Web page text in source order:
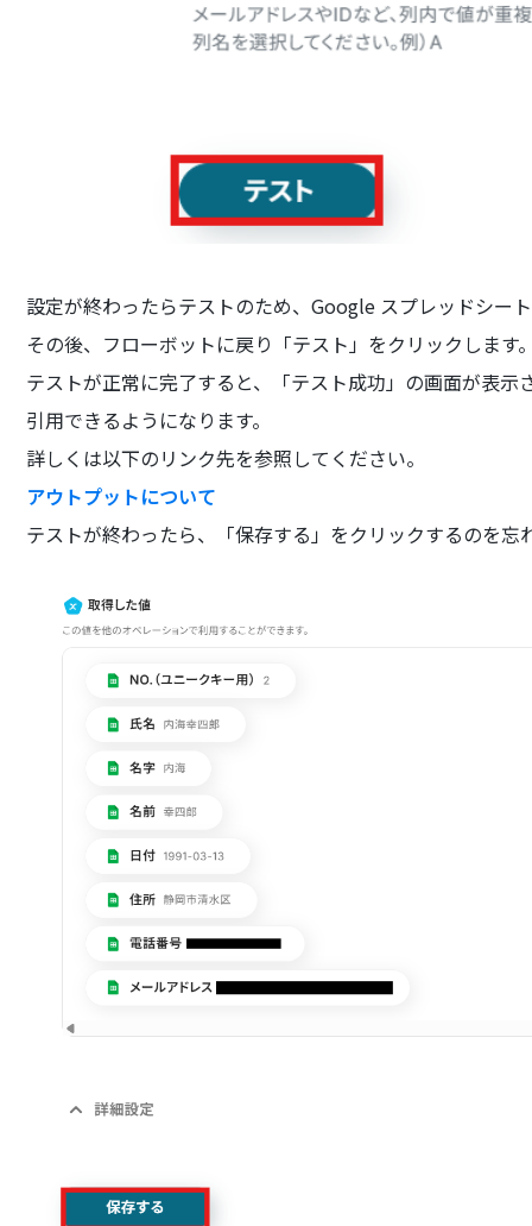
設定が終わったらテストのため、Google スプレッドシー
その後、フローボットに戻り「テスト」をクリックします
テストが正常に完了すると、「テスト成功」の画面が表
引用できるようになります。
詳しくは以下のリンク先を参照してください。
アウトプットについて
テストが終わったら、「保存する」をクリックするのを忘